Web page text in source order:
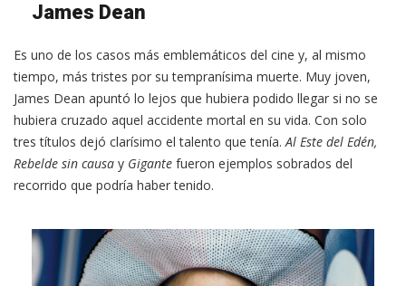
James Dean
Es uno de los casos más emblemáticos del cine y, al mismo
tiempo, más tristes por su tempranísima muerte. Muy joven,
James Dean apuntó lo lejos que hubiera podido llegar si no se
hubiera cruzado aquel accidente mortal en su vida. Con solo
tres títulos dejó clarísimo el talento que tenía.Al Este del Edén,
Rebelde sin causa y Gigante fueron ejemplos sobrados del
recorrido que podría haber tenido.